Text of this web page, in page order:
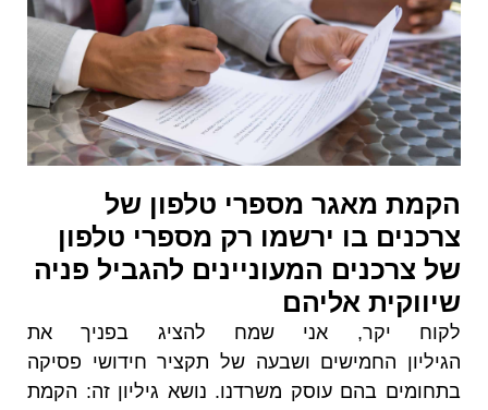
הקמת מאגר מספרי טלפון של
צרכנים בו ירשמו רק מספרי טלפון
של צרכנים המעוניינים להגביל פניה
שיווקית אליהם
לקוח יקר, אני שמח להציג בפניך את
הגיליון החמישים ושבעה של תקציר חידושי פסיקה
בתחומים בהם עוסק משרדנו. נושא גיליון זה: הקמת